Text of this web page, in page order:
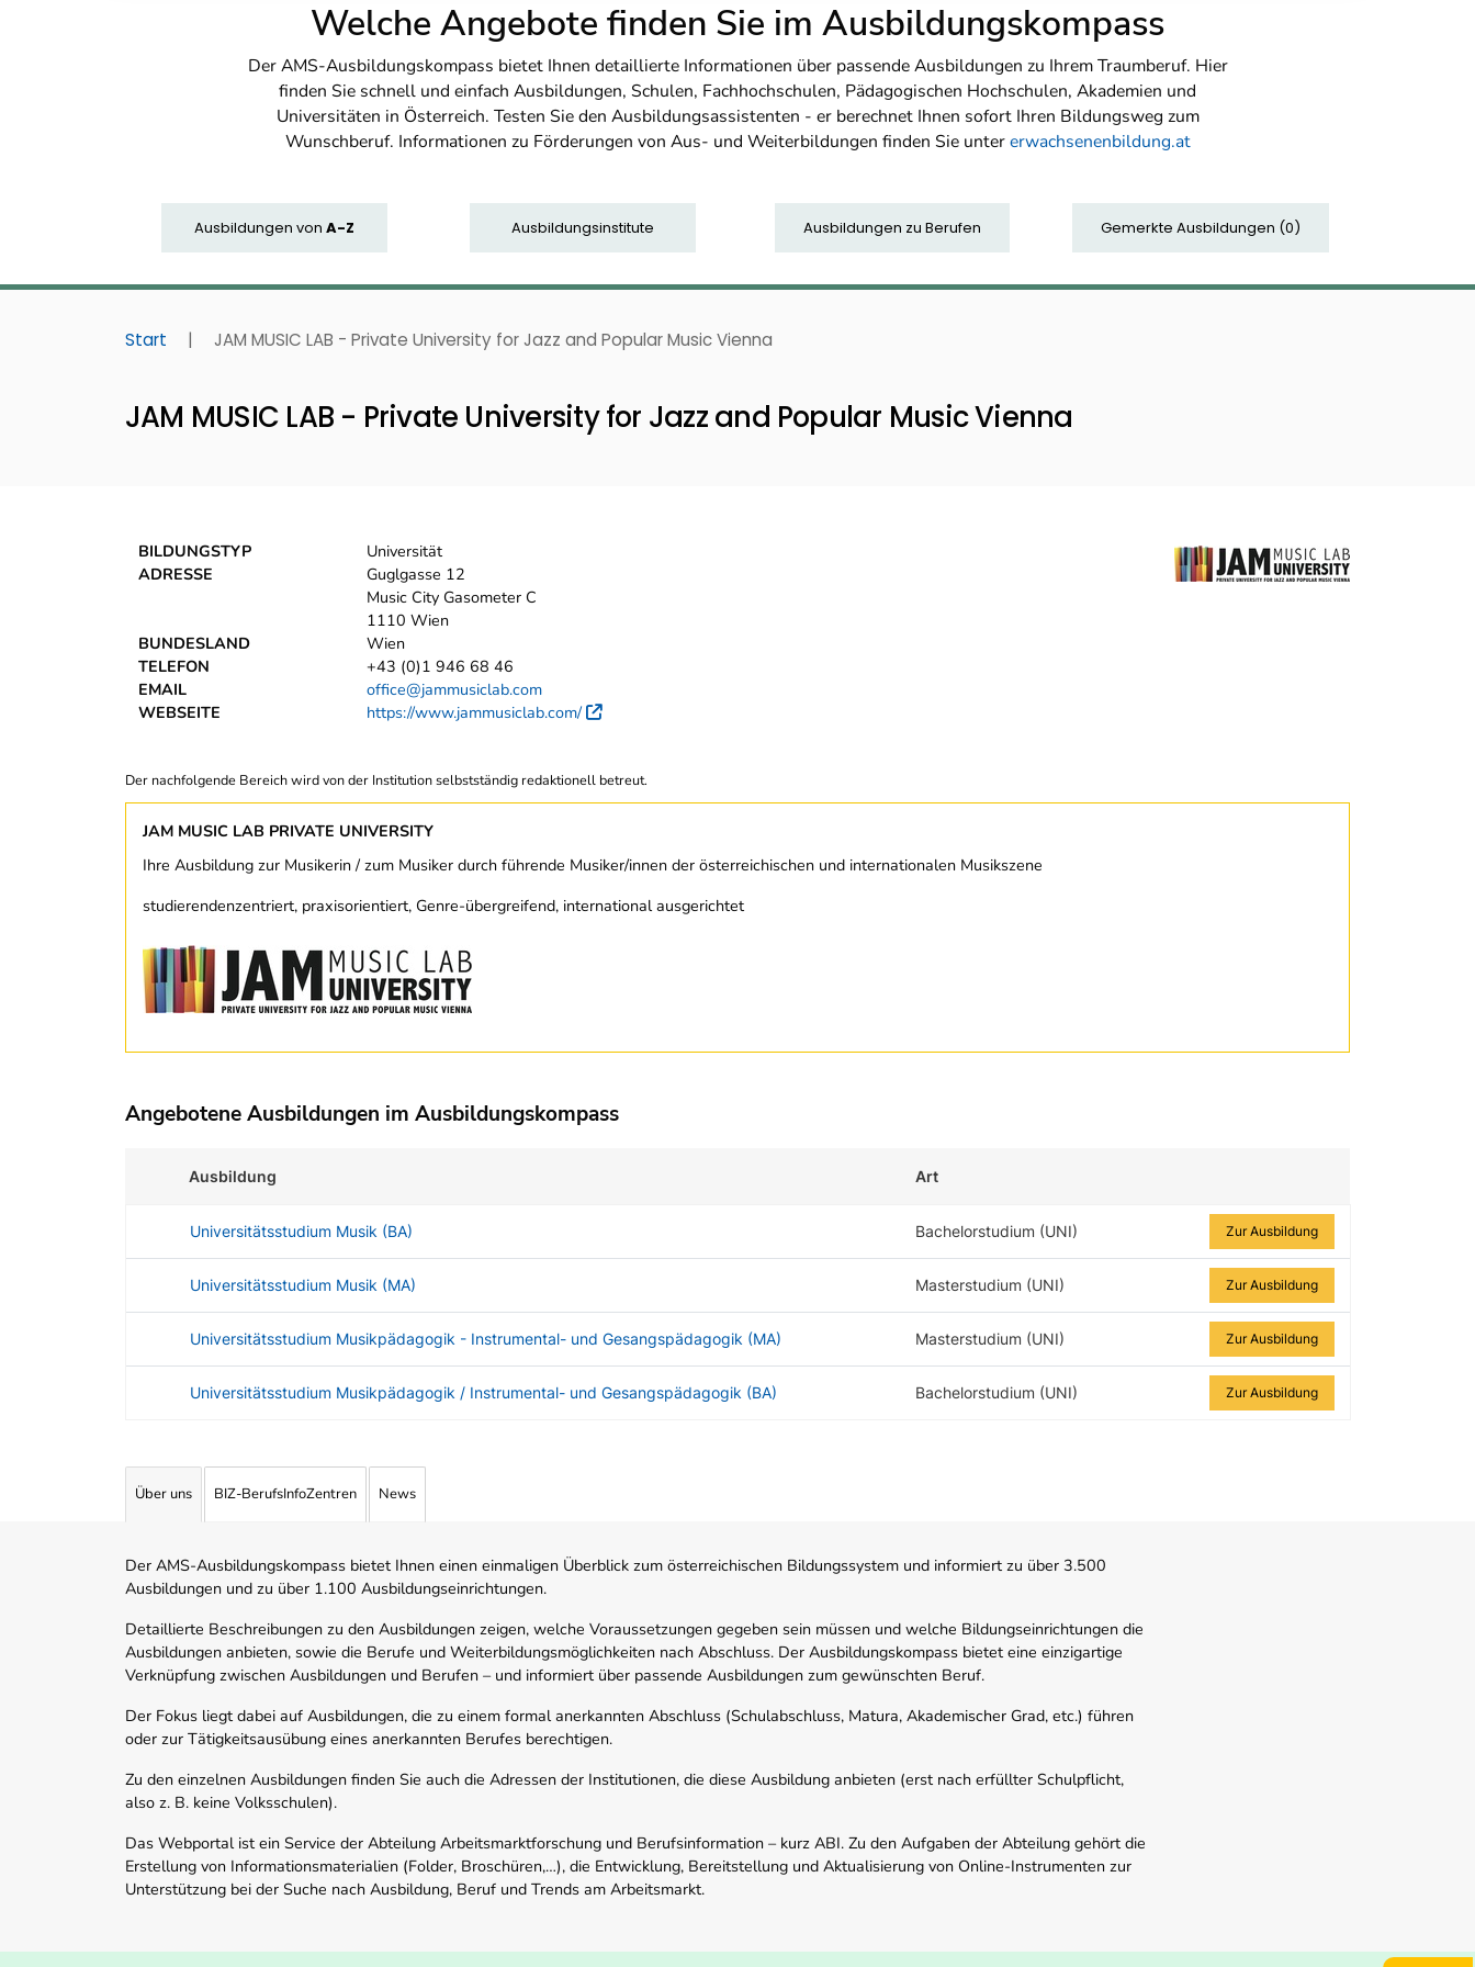
Welche Angebote finden Sie im Ausbildungskompass
Der AMS-Ausbildungskompass bietet Ihnen detaillierte Informationen über passende Ausbildungen zu Ihrem Traumberuf. Hier
finden Sie schnell und einfach Ausbildungen, Schulen, Fachhochschulen, Pädagogischen Hochschulen, Akademien und
Universitäten in Österreich. Testen Sie den Ausbildungsassistenten - er berechnet Ihnen sofort Ihren Bildungsweg zum
Wunschberuf. Informationen zu Förderungen von Aus- und Weiterbildungen finden Sie untererwachsenenbildung.at
Ausbildungen von A-Z Ausbildungsinstitute Ausbildungen zu Berufen Gemerkte Ausbildungen (0)
Start | JAM MUSIC LAB - Private University for Jazz and Popular Music Vienna
JAM MUSIC LAB - Private University for Jazz and Popular Music Vienna
BILDUNGSTYP
Universität
ADRESSE
Guglgasse 12
Music City Gasometer C
1110 Wien
BUNDESLAND
Wien
TELEFON
+43 (0)1 946 68 46
EMAIL
office@jammusiclab.com
WEBSEITE
https://www.jammusiclab.com/ Externer Link
Der nachfolgende Bereich wird von der Institution selbstständig redaktionell betreut.
JAM MUSIC LAB PRIVATE UNIVERSITY
Ihre Ausbildung zur Musikerin / zum Musiker durch führende Musiker/innen der österreichischen und internationalen Musikszene
studierendenzentriert, praxisorientiert, Genre-übergreifend, international ausgerichtet
Angebotene Ausbildungen im Ausbildungskompass
Ausbildung Art
Universitätsstudium Musik (BA) Bachelorstudium (UNI) Zur Ausbildung
Universitätsstudium Musik (MA) Masterstudium (UNI) Zur Ausbildung
Universitätsstudium Musikpädagogik - Instrumental- und Gesangspädagogik (MA) Masterstudium (UNI) Zur Ausbildung
Universitätsstudium Musikpädagogik / Instrumental- und Gesangspädagogik (BA) Bachelorstudium (UNI) Zur Ausbildung
Über uns BIZ-BerufsInfoZentren News
Der AMS-Ausbildungskompass bietet Ihnen einen einmaligen Überblick zum österreichischen Bildungssystem und informiert zu über 3.500
Ausbildungen und zu über 1.100 Ausbildungseinrichtungen.
Detaillierte Beschreibungen zu den Ausbildungen zeigen, welche Voraussetzungen gegeben sein müssen und welche Bildungseinrichtungen die
Ausbildungen anbieten, sowie die Berufe und Weiterbildungsmöglichkeiten nach Abschluss. Der Ausbildungskompass bietet eine einzigartige
Verknüpfung zwischen Ausbildungen und Berufen – und informiert über passende Ausbildungen zum gewünschten Beruf.
Der Fokus liegt dabei auf Ausbildungen, die zu einem formal anerkannten Abschluss (Schulabschluss, Matura, Akademischer Grad, etc.) führen
oder zur Tätigkeitsausübung eines anerkannten Berufes berechtigen.
Zu den einzelnen Ausbildungen finden Sie auch die Adressen der Institutionen, die diese Ausbildung anbieten (erst nach erfüllter Schulpflicht,
also z. B. keine Volksschulen).
Das Webportal ist ein Service der Abteilung Arbeitsmarktforschung und Berufsinformation – kurz ABI. Zu den Aufgaben der Abteilung gehört die
Erstellung von Informationsmaterialien (Folder, Broschüren,…), die Entwicklung, Bereitstellung und Aktualisierung von Online-Instrumenten zur
Unterstützung bei der Suche nach Ausbildung, Beruf und Trends am Arbeitsmarkt.